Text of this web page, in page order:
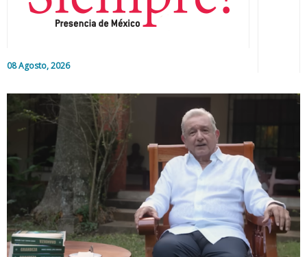
08 Agosto, 2026
Editorial
Nacional
Colaboradores
Internacional